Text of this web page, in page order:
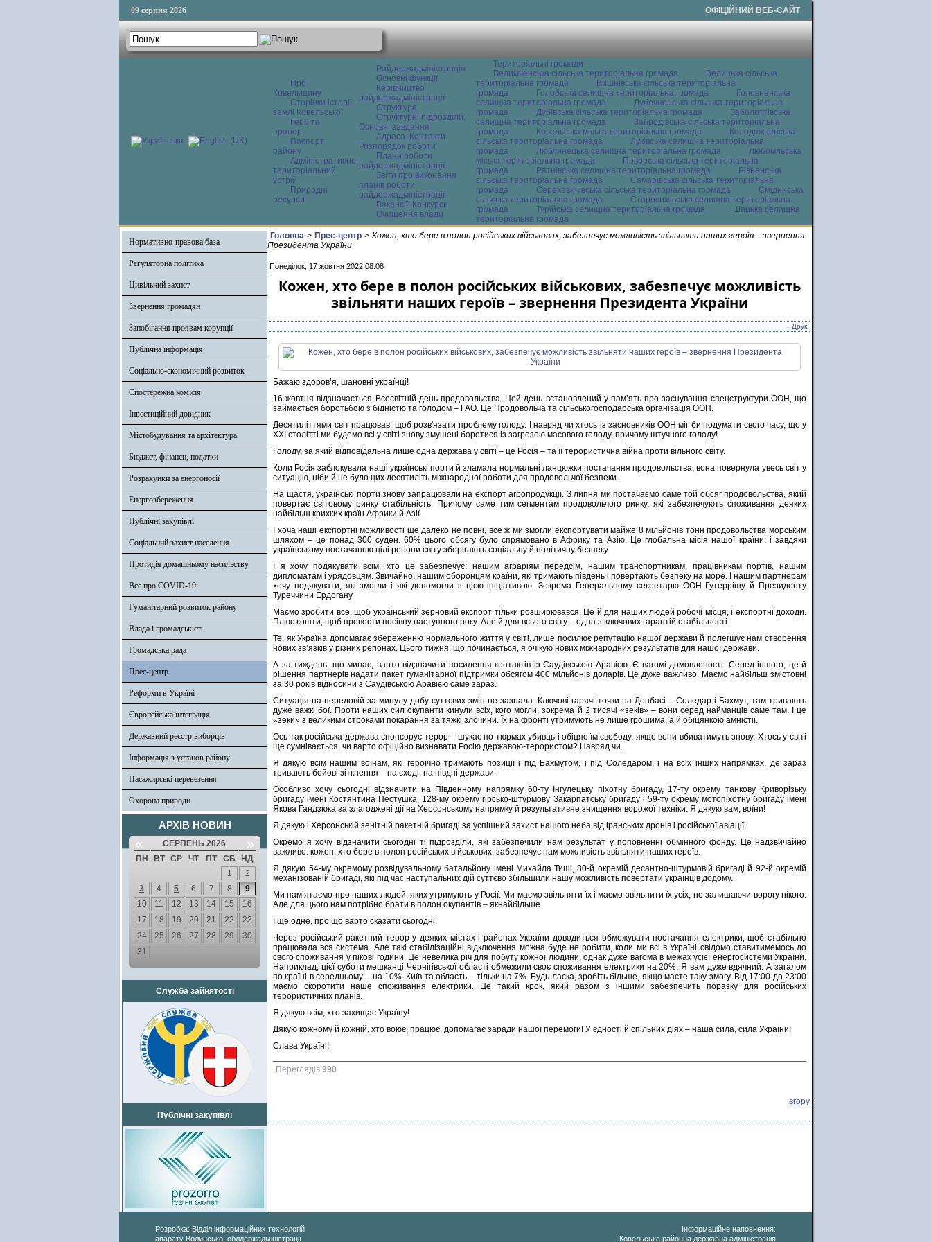
09 серпня 2026 ОФІЦІЙНИЙ ВЕБ-САЙТ
Про
Ковельщину
Сторінки історії
землі Ковельської
Герб та
прапор
Паспорт
району
Адміністративно-
територіальний
устрій
Природні
ресурси
Райдержадміністрація
Основні функції
Керівництво
райдержадміністрації
Структура
Структурні підрозділи.
Основні завдання
Адреса. Контакти.
Розпорядок роботи
Плани роботи
райдержадміністрації
Звіти про виконання
планів роботи
райдержадміністрації
Вакансії. Конкурси
Очищення влади
Територіальні громади
Велимченська сільська територіальна громада
Велицька сільська
територіальна громада
Вишнівська сільська територіальна
громада
Голобська селищна територіальна громада
Головненська
селищна територіальна громада
Дубечненська сільська територіальна
громада
Дубівська сільська територіальна громада
Заболоттівська
селищна територіальна громада
Забродівська сільська територіальна
громада
Ковельська міська територіальна громада
Колодяжненська
сільська територіальна громада
Луківська селищна територіальна
громада
Люблинецька селищна територіальна громада
Любомльська
міська територіальна громада
Поворська сільська територіальна
громада
Ратнівська селищна територіальна громада
Рівненська
сільська територіальна громада
Самарівська сільська територіальна
громада
Сереховичівська сільська територіальна громада
Смідинська
сільська територіальна громада
Старовижівська селищна територіальна
громада
Турійська селищна територіальна громада
Шацька селищна
територіальна громада
Нормативно-правова база
Регуляторна політика
Цивільний захист
Звернення громадян
Запобігання проявам корупції
Публічна інформація
Соціально-економічний розвиток
Спостережна комісія
Інвестиційний довідник
Містобудування та архітектура
Бюджет, фінанси, податки
Розрахунки за енергоносії
Енергозбереження
Публічні закупівлі
Соціальний захист населення
Протидія домашньому насильству
Все про COVID-19
Гуманітарний розвиток району
Влада і громадськість
Громадська рада
Прес-центр
Реформи в Україні
Європейська інтеграція
Державний реєстр виборців
Інформація з установ району
Пасажирські перевезення
Охорона природи
АРХІВ НОВИН
« СЕРПЕНЬ 2026 »
ПН ВТ СР ЧТ ПТ СБ
НД
1
2
3
4 5 6 7 8
9
10
11 12 13 14 15
16
17
18 19 20 21 22
23
24
25 26 27 28 29
30
31
Служба зайнятості
Публічні закупівлі
Головна > Прес-центр > Кожен, хто бере в полон російських військових, забезпечує можливість звільняти наших героїв – звернення
Президента України
Понеділок, 17 жовтня 2022 08:08
Кожен, хто бере в полон російських військових, забезпечує можливість
звільняти наших героїв – звернення Президента України
Друк
Бажаю здоров’я, шановні українці!
16 жовтня відзначається Всесвітній день продовольства. Цей день встановлений у пам’ять про заснування спецструктури ООН, що
займається боротьбою з бідністю та голодом – FAO. Це Продовольча та сільськогосподарська організація ООН.
Десятиліттями світ працював, щоб розв'язати проблему голоду. І навряд чи хтось із засновників ООН міг би подумати свого часу, що у
XXI столітті ми будемо всі у світі знову змушені боротися із загрозою масового голоду, причому штучного голоду!
Голоду, за який відповідальна лише одна держава у світі – це Росія – та її терористична війна проти вільного світу.
Коли Росія заблокувала наші українські порти й зламала нормальні ланцюжки постачання продовольства, вона повернула увесь світ у
ситуацію, ніби й не було цих десятиліть міжнародної роботи для продовольчої безпеки.
На щастя, українські порти знову запрацювали на експорт агропродукції. З липня ми постачаємо саме той обсяг продовольства, який
повертає світовому ринку стабільність. Причому саме тим сегментам продовольчого ринку, які забезпечують споживання деяких
найбільш крихких країн Африки й Азії.
І хоча наші експортні можливості ще далеко не повні, все ж ми змогли експортувати майже 8 мільйонів тонн продовольства морським
шляхом – це понад 300 суден. 60% цього обсягу було спрямовано в Африку та Азію. Це глобальна місія нашої країни: і завдяки
українському постачанню цілі регіони світу зберігають соціальну й політичну безпеку.
І я хочу подякувати всім, хто це забезпечує: нашим аграріям передсім, нашим транспортникам, працівникам портів, нашим
дипломатам і урядовцям. Звичайно, нашим оборонцям країни, які тримають південь і повертають безпеку на море. І нашим партнерам
хочу подякувати, які змогли і які допомогли з цією ініціативою. Зокрема Генеральному секретарю ООН Гутеррішу й Президенту
Туреччини Ердогану.
Маємо зробити все, щоб український зерновий експорт тільки розширювався. Це й для наших людей робочі місця, і експортні доходи.
Плюс кошти, щоб провести посівну наступного року. Але й для всього світу – одна з ключових гарантій стабільності.
Те, як Україна допомагає збереженню нормального життя у світі, лише посилює репутацію нашої держави й полегшує нам створення
нових зв’язків у різних регіонах. Цього тижня, що починається, я очікую нових міжнародних результатів для нашої держави.
А за тиждень, що минає, варто відзначити посилення контактів із Саудівською Аравією. Є вагомі домовленості. Серед іншого, це й
рішення партнерів надати пакет гуманітарної підтримки обсягом 400 мільйонів доларів. Це дуже важливо. Маємо найбільш змістовні
за 30 років відносини з Саудівською Аравією саме зараз.
Ситуація на передовій за минулу добу суттєвих змін не зазнала. Ключові гарячі точки на Донбасі – Соледар і Бахмут, там тривають
дуже важкі бої. Проти наших сил окупанти кинули всіх, кого могли, зокрема й 2 тисячі «зеків» – вони серед найманців саме там. І це
«зеки» з великими строками покарання за тяжкі злочини. Їх на фронті утримують не лише грошима, а й обіцянкою амністії.
Ось так російська держава спонсорує терор – шукає по тюрмах убивць і обіцяє їм свободу, якщо вони вбиватимуть знову. Хтось у світі
ще сумнівається, чи варто офіційно визнавати Росію державою-терористом? Навряд чи.
Я дякую всім нашим воїнам, які героїчно тримають позиції і під Бахмутом, і під Соледаром, і на всіх інших напрямках, де зараз
тривають бойові зіткнення – на сході, на півдні держави.
Особливо хочу сьогодні відзначити на Південному напрямку 60-ту Інгулецьку піхотну бригаду, 17-ту окрему танкову Криворізьку
бригаду імені Костянтина Пестушка, 128-му окрему гірсько-штурмову Закарпатську бригаду і 59-ту окрему мотопіхотну бригаду імені
Якова Гандзюка за злагоджені дії на Херсонському напрямку й результативне знищення ворожої техніки. Я дякую вам, воїни!
Я дякую і Херсонській зенітній ракетній бригаді за успішний захист нашого неба від іранських дронів і російської авіації.
Окремо я хочу відзначити сьогодні ті підрозділи, які забезпечили нам результат у поповненні обмінного фонду. Це надзвичайно
важливо: кожен, хто бере в полон російських військових, забезпечує нам можливість звільняти наших героїв.
Я дякую 54-му окремому розвідувальному батальйону імені Михайла Тиші, 80-й окремій десантно-штурмовій бригаді й 92-й окремій
механізованій бригаді, які під час наступальних дій суттєво збільшили нашу можливість повертати українців додому.
Ми пам’ятаємо про наших людей, яких утримують у Росії. Ми маємо звільняти їх і маємо звільнити їх усіх, не залишаючи ворогу нікого.
Але для цього нам потрібно брати в полон окупантів – якнайбільше.
І ще одне, про що варто сказати сьогодні.
Через російський ракетний терор у деяких містах і районах України доводиться обмежувати постачання електрики, щоб стабільно
працювала вся система. Але такі стабілізаційні відключення можна буде не робити, коли ми всі в Україні свідомо ставитимемось до
свого споживання у пікові години. Це невелика річ для побуту кожної людини, однак дуже вагома в межах усієї енергосистеми України.
Наприклад, цієї суботи мешканці Чернігівської області обмежили своє споживання електрики на 20%. Я вам дуже вдячний. А загалом
по країні в середньому – на 10%. Київ та область – тільки на 7%. Будь ласка, зробіть більше, якщо маєте таку змогу. Від 17:00 до 23:00
маємо скоротити наше споживання електрики. Це такий крок, який разом з іншими забезпечить поразку для російських
терористичних планів.
Я дякую всім, хто захищає Україну!
Дякую кожному й кожній, хто воює, працює, допомагає заради нашої перемоги! У єдності й спільних діях – наша сила, сила України!
Слава Україні!
Переглядів 990
вгору
Розробка: Відділ інформаційних технологій
апарату Волинської облдержадміністрації
Інформаційне наповнення:
Ковельська районна державна адміністрація